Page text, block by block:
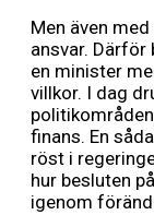
Men även
ansvar. Därför
en minister
villkor. I dag
finans. En
röst i
hur besluten
igenom